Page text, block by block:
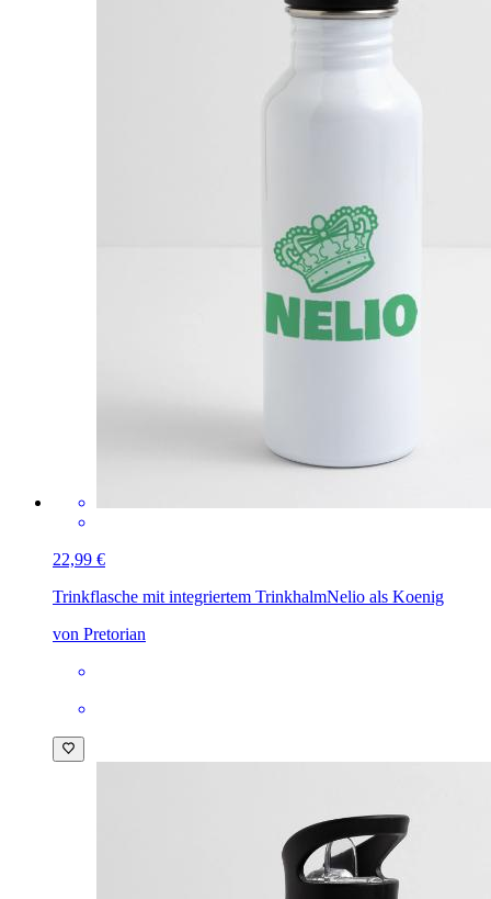
22,99 €
Trinkflasche mit integriertem TrinkhalmNelio als Koenig
von Pretorian